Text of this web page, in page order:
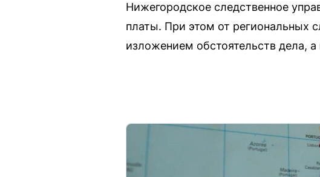
Нижегородское следственное
платы. При этом от региональных
изложением обстоятельств дела,